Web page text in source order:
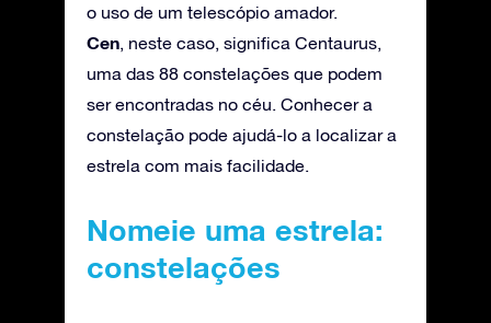
o uso de um telescópio amador.
Cen, neste caso, significa Centaurus,
uma das 88 constelações que podem
ser encontradas no céu. Conhecer a
constelação pode ajudá-lo a localizar a
estrela com mais facilidade.
Nomeie uma estrela:
constelações